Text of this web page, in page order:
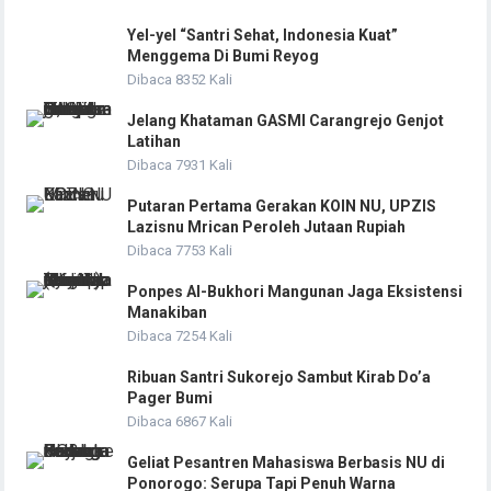
Yel-yel “Santri Sehat, Indonesia Kuat”
Menggema Di Bumi Reyog
Dibaca 8352 Kali
Jelang Khataman GASMI Carangrejo Genjot
Latihan
Dibaca 7931 Kali
Putaran Pertama Gerakan KOIN NU, UPZIS
Lazisnu Mrican Peroleh Jutaan Rupiah
Dibaca 7753 Kali
Ponpes Al-Bukhori Mangunan Jaga Eksistensi
Manakiban
Dibaca 7254 Kali
Ribuan Santri Sukorejo Sambut Kirab Do’a
Pager Bumi
Dibaca 6867 Kali
Geliat Pesantren Mahasiswa Berbasis NU di
Ponorogo: Serupa Tapi Penuh Warna